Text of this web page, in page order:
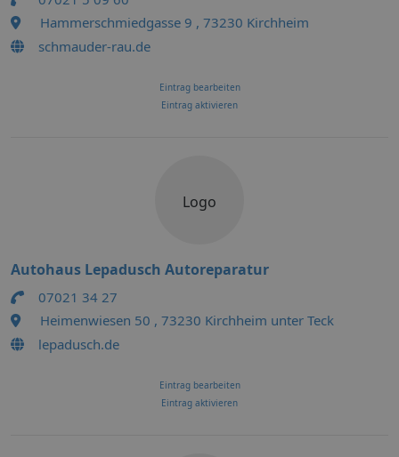
Hammerschmiedgasse 9 , 73230 Kirchheim
schmauder-rau.de
Eintrag bearbeiten
Eintrag aktivieren
Logo
Autohaus Lepadusch Autoreparatur
07021 34 27
Heimenwiesen 50 , 73230 Kirchheim unter Teck
lepadusch.de
Eintrag bearbeiten
Eintrag aktivieren